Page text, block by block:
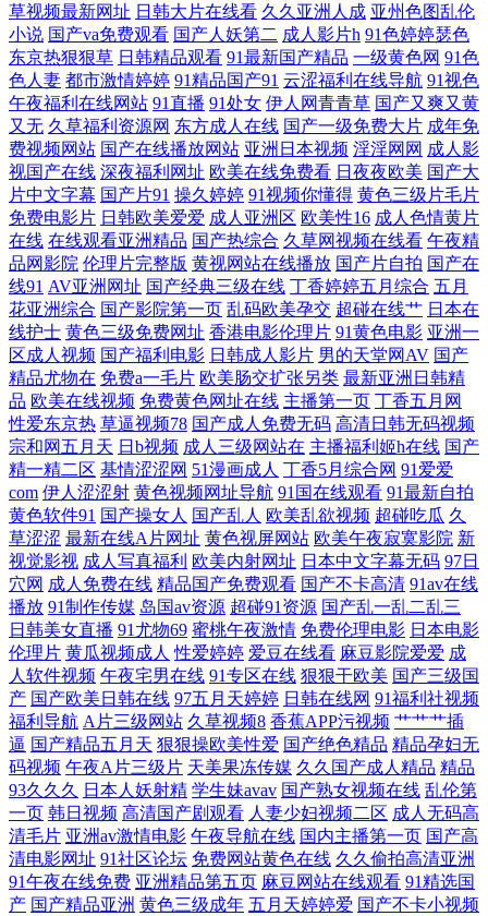
费的 六月丁香婷婷综合 99热国语精品高清 日韩欧美一区二 国产精品熟女
亚洲精品国产综合 老司机福利av 91网站免費观看 日本日屄 国产激情一 亚
洲精品男人的天堂 狼友视频久久 91免费公开视频 日韩电影大片中文字幕
国产伦精品一区 亚洲无线码一 内射的网站 A片福利 天美传媒毛片 黄瓜视
频 91女孩色女导航 免费观看在线高清电影完整版 久久国产网站 国产粗话
肉麻对白在线 亚洲高清无码一区 超碰九九 在线88 人人操在线观看 国产激
情一区二区 亚洲欧美一区中文日本 免费黑丝自慰网 八戒影院在线观看 91
欧日 日韩免费高清专区 国产美女18网 亚洲中文字幕乱伦 免费午夜高 a高
清视频 日精品久久 国产欧美精品 一区二区三国 女人j部裸露无遮 成全视
频在线观看大全 亚瑟AV亚洲精品一区二区 另类欧美色 97视频色色 日久久
午夜免费做爱 国产系列精品视频 中国三级网站 欧美在线播放不卡 二区三
区不卡不卡视频 亚洲aⅴ精品在线播放 可以看黄的 91中文永久 日韩vt中文
国产美女网站视频 一级电影在线 欧美性00 都市激情亚洲91 亚洲免费看片
免费的黄色的网站 超99国 天堂下载 国精产品深夜 真实国产乱子伦 青娱乐
超碰吧 国产精品va在 亚洲有码转帖 欧美网站在线播放 公日日澡 少妇人妻
无码专区 亚洲人成日韩中文字幕 无码中文字幕久久日韩 手机影视 日本
wvvwa 男人天堂2018新在线版 黄色小视频网站 国产精品亚洲精品爽爽 欧
草视频最新网址 日韩大片在线看 久久亚洲人成 亚州色图乱伦
小说 国产va免费观看 国产人妖第二 成人影片h 91色婷婷瑟色
东京热狠狠草 日韩精品观看 91最新国产精品 一级黄色网 91色
色人妻 都市激情婷婷 91精品国产91 云涩福利在线导航 91视色
午夜福利在线网站 91直播 91处女 伊人网青青草 国产又爽又黄
又无 久草福利资源网 东方成人在线 国产一级免费大片 成年免
费视频网站 国产在线播放网站 亚洲日本视频 淫淫网网 成人影
视国产在线 深夜福利网址 欧美在线免费看 日夜夜欧美 国产大
片中文字幕 国产片91 操久婷婷 91视频你懂得 黄色三级片毛片
免费电影片 日韩欧美爱爱 成人亚洲区 欧美性16 成人色情黄片
在线 在线观看亚洲精品 国产热综合 久草网视频在线看 午夜精
品网影院 伦理片完整版 黄视网站在线播放 国产片自拍 国产在
线91 AV亚洲网址 国产经典三级在线 丁香婷婷五月综合 五月
花亚洲综合 国产影院第一页 乱码欧美孕交 超碰在线艹 日本在
线护士 黄色三级免费网址 香港电影伦理片 91黄色电影 亚洲一
区成人视频 国产福利电影 日韩成人影片 男的天堂网AV 国产
精品尤物在 免费a一毛片 欧美肠交扩张另类 最新亚洲日韩精
品 欧美在线视频 免费黄色网址在线 主播第一页 丁香五月网
性爱东京热 草逼视频78 国产成人免费无码 高清日韩无码视频
宗和网五月天 日b视频 成人三级网站在 主播福利姬h在线 国产
精一精二区 基情涩涩网 51漫画成人 丁香5月综合网 91爱爱
com 伊人涩涩射 黄色视频网址导航 91国在线观看 91最新自拍
黄色软件91 国产操女人 国产乱人 欧美乱欲视频 超碰吃瓜 久
草涩涩 最新在线A片网址 黄色视屏网站 欧美午夜寂寞影院 新
视觉影视 成人写真福利 欧美内射网址 日本中文字幕无码 97日
穴网 成人免费在线 精品国产免费观看 国产不卡高清 91av在线
播放 91制作传媒 岛国av资源 超碰91资源 国产乱一乱二乱三
日韩美女直播 91尤物69 蜜桃午夜激情 免费伦理电影 日本电影
伦理片 黄瓜视频成人 性爱婷婷 爱豆在线看 麻豆影院爱爱 成
人软件视频 午夜宅男在线 91专区在线 狠狠干欧美 国产三级国
产 国产欧美日韩在线 97五月天婷婷 日韩在线网 91福利社视频
福利导航 A片三级网站 久草视频8 香蕉APP污视频 艹艹艹插
逼 国产精品五月天 狠狠操欧美性爱 国产绝色精品 精品孕妇无
码视频 午夜A片三级片 天美果冻传媒 久久国产成人精品 精品
93久久久 日本人妖射精 学生妹avav 国产熟女视频在线 乱伦第
一页 韩日视频 高清国产剧观看 人妻少妇视频二区 成人无码高
清毛片 亚洲av激情电影 午夜导航在线 国内主播第一页 国产高
清电影网址 91社区论坛 免费网站黄色在线 久久偷拍高清亚洲
91午夜在线免费 亚洲精品第五页 麻豆网站在线观看 91精选国
产 国产精品亚洲 黄色三级成年 五月天婷婷爱 国产不卡小视频